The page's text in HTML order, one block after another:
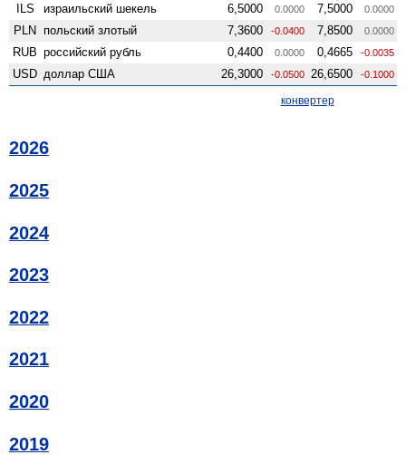
ILS израильский шекель 6,5000 0.0000 7,5000 0.0000
PLN польский злотый 7,3600 -0.0400 7,8500 0.0000
RUB российский рубль 0,4400 0.0000 0,4665 -0.0035
USD доллар США 26,3000 -0.0500 26,6500 -0.1000
конвертер
2026
2025
2024
2023
2022
2021
2020
2019